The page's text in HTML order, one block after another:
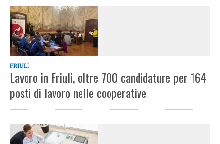
FRIULI
Lavoro in Friuli, oltre 700 candidature per 164
posti di lavoro nelle cooperative